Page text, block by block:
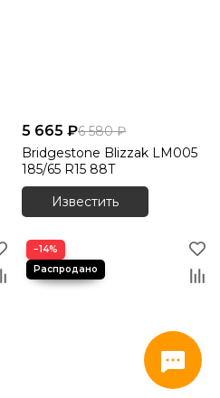
5 665 ₽6 580 ₽
Bridgestone Blizzak LM005
185/65 R15 88T
Известить
−14%